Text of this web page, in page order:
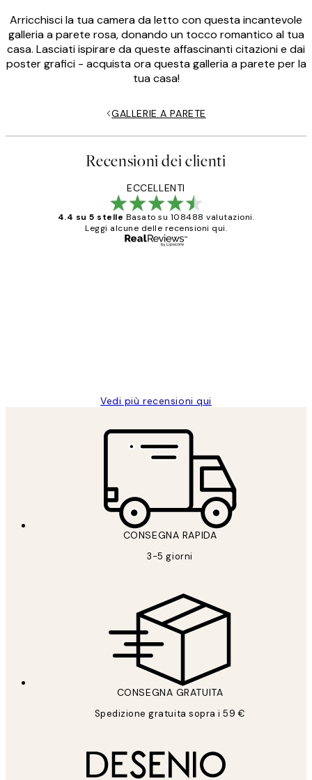
Arricchisci la tua camera da letto con questa incantevole
galleria a parete rosa, donando un tocco romantico al tua
casa. Lasciati ispirare da queste affascinanti citazioni e dai
poster grafici - acquista ora questa galleria a parete per la
tua casa!
GALLERIE A PARETE
Recensioni dei clienti
ECCELLENTI
4.4 su 5 stelle Basato su 108488 valutazioni.
Leggi alcune delle recensioni qui.
Vedi più recensioni qui
CONSEGNA RAPIDA
3-5 giorni
CONSEGNA GRATUITA
Spedizione gratuita sopra i 59 €